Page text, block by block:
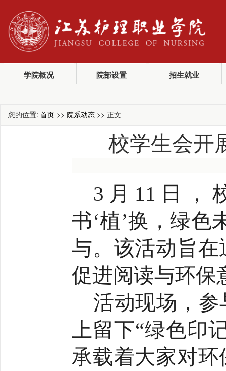
学院概况 院部设置 招生就业
您的位置: 首页 >> 院系动态 >> 正文
校学生会开
3月11日，
书‘植’换，绿色
与。该活动旨
促进阅读与环保
活动现场 ，
上留下“绿色印
承载着大家对